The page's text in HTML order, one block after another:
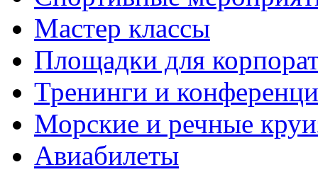
Мастер классы
Площадки для
Тренинги и
Морские и речные
Авиабилеты